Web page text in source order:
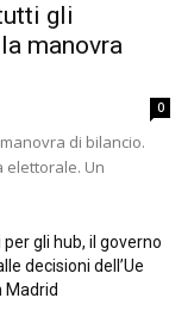
gli
manovra
0
di bilancio.
elettorale. Un
gli hub, il governo
decisioni dell’Ue
Madrid